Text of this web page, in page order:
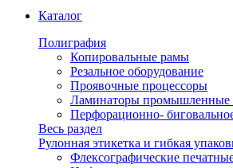
Каталог
Полиграфия
Копировальные рамы
Резальное оборудование
Проявочные процессоры
Ламинаторы промышленные
Перфорационно-
Весь раздел
Рулонная этикетка и гибкая
Флексографические